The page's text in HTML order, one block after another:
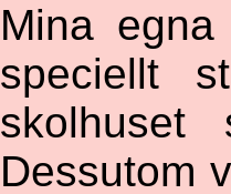
Mina
speciellt
Dessutom